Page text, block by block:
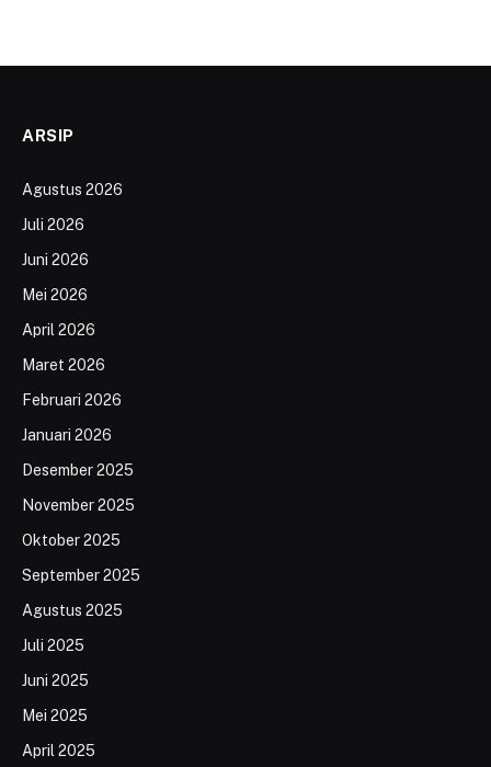
ARSIP
Agustus 2026
Juli 2026
Juni 2026
Mei 2026
April 2026
Maret 2026
Februari 2026
Januari 2026
Desember 2025
November 2025
Oktober 2025
September 2025
Agustus 2025
Juli 2025
Juni 2025
Mei 2025
April 2025